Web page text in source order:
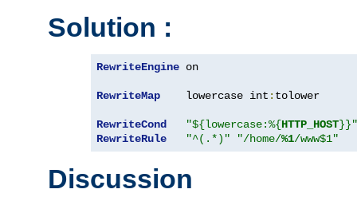
Solution :
RewriteEngine on
RewriteMap
    lowercase int
: tolower
RewriteCond "${lowercase:%{HTTP_HOST}}"
RewriteRule
"^(.*)" "/home/%1/www$1"
Discussion